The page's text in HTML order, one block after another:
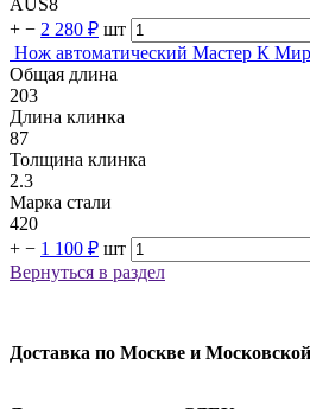
+ − 2 280 ₽ шт
Нож автоматический Мастер К
Общая длина
203
Длина клинка
87
Толщина клинка
2.3
Марка стали
420
+ − 1 100 ₽ шт
Вернуться в раздел
Доставка по Москве и